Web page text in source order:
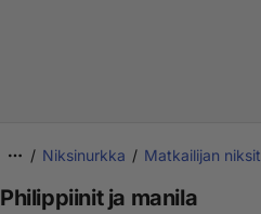
Niksinurkka Matkailijan niksit
Philippiinit ja manila